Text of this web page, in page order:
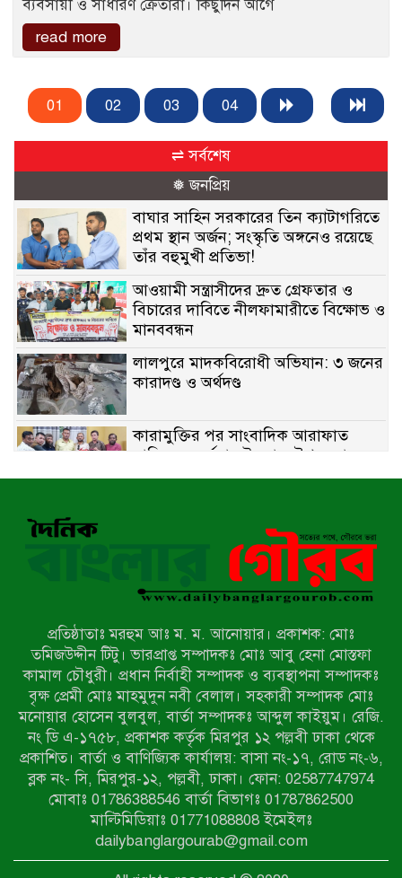
ব্যবসায়ী ও সাধারণ ক্রেতারা। কিছুদিন আগে
read more
01 02 03 04
⇌ সর্বশেষ
❅ জনপ্রিয়
বাঘার সাহিন সরকারের তিন ক্যাটাগরিতে
প্রথম স্থান অর্জন; সংস্কৃতি অঙ্গনেও রয়েছে
তাঁর বহুমুখী প্রতিভা!
আওয়ামী সন্ত্রাসীদের দ্রুত গ্রেফতার ও
বিচারের দাবিতে নীলফামারীতে বিক্ষোভ ও
মানববন্ধন
লালপুরে মাদকবিরোধী অভিযান: ৩ জনের
কারাদণ্ড ও অর্থদণ্ড
কারামুক্তির পর সাংবাদিক আরাফাত
সানিকে সংবর্ধনা, টেকনাফ উপজেলা
প্রেসক্লাবের ফুলেল শুভেচ্ছা
মিয়ানমারের সীমান্তে স্থলমাইন বিস্ফোরণ:
উখিয়ার এক যুবকের পা বিচ্ছিন্ন
৭ম শ্রেণি পড়ুয়া কন্যাকে উত্ত্যক্ত করার
প্রতিবাদ করায় পিতাকে কু*পি*য়ে
জ*খ*ম…!!
জুলাই গণঅভ্যুত্থান দিবস-২০২৬ উপলক্ষে
নীলফামারীতে শহিদদের স্মরণে দোয়া
মাহফিল ও আলোচনা সভা অনুষ্ঠিত
বেলকুচিতে বজ্রপাতে শিক্ষার্থীর মৃত্যু
বেলকুচিতে গণঅভ্যুত্থান দিবসে ইসলামী
প্রতিষ্ঠাতাঃ মরহুম আঃ ম. ম. আনোয়ার। প্রকাশক: মোঃ
তমিজউদ্দীন টিটু। ভারপ্রাপ্ত সম্পাদকঃ মোঃ আবু হেনা মোস্তফা
কামাল চৌধুরী। প্রধান নির্বাহী সম্পাদক ও ব্যবস্থাপনা সম্পাদকঃ
বৃক্ষ প্রেমী মোঃ মাহমুদুন নবী বেলাল। সহকারী সম্পাদক মোঃ
মনোয়ার হোসেন বুলবুল, বার্তা সম্পাদকঃ আব্দুল কাইয়ুম। রেজি.
নং ডি এ-১৭৫৮, প্রকাশক কর্তৃক মিরপুর ১২ পল্লবী ঢাকা থেকে
প্রকাশিত। বার্তা ও বাণিজ্যিক কার্যালয়: বাসা নং-১৭, রোড নং-৬,
ব্লক নং- সি, মিরপুর-১২, পল্লবী, ঢাকা। ফোন: 02587747974
মোবাঃ 01786388546 বার্তা বিভাগঃ 01787862500
মাল্টিমিডিয়াঃ 01771088808 ইমেইলঃ
dailybanglargourab@gmail.com